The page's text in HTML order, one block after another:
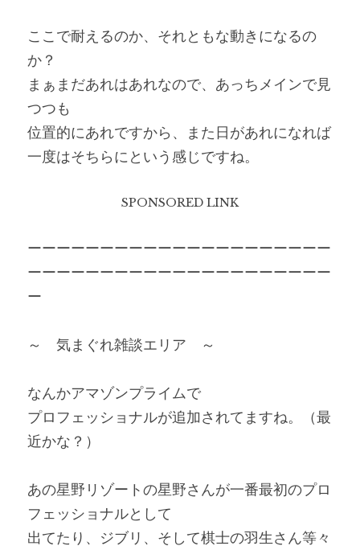
ここで耐えるのか、それともな動きになるの
か？
まぁまだあれはあれなので、あっちメインで見
つつも
位置的にあれですから、また日があれになれば
一度はそちらにという感じですね。
SPONSORED LINK
ーーーーーーーーーーーーーーーーーーーーー
ーーーーーーーーーーーーーーーーーーーーー
ー
～　気まぐれ雑談エリア　～
なんかアマゾンプライムで
プロフェッショナルが追加されてますね。（最
近かな？）
あの星野リゾートの星野さんが一番最初のプロ
フェッショナルとして
出てたり、ジブリ、そして棋士の羽生さん等々